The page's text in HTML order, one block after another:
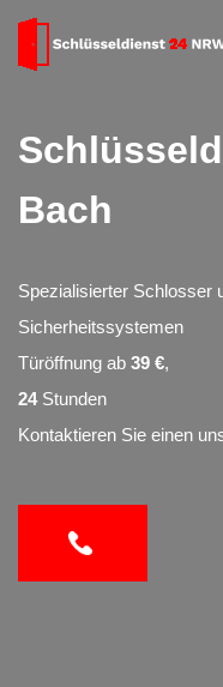
Bach
Spezialisierter Schlosser
Sicherheitssystemen
Türöffnung ab 39 €,
24Stunden
Kontaktieren Sie einen